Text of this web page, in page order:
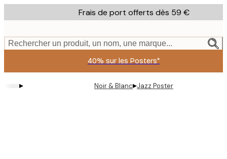
to
content.
Frais de port offerts dès 59 €
Rechercher un produit, un nom, une marque...
40% sur les Posters*
▸ Noir & Blanc▸Jazz Poster